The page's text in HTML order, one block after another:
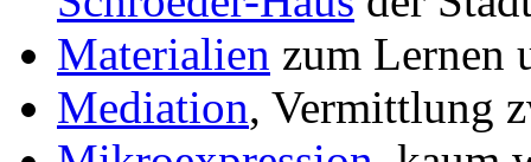
Materialien zum Lernen
Mediation, Vermittlung